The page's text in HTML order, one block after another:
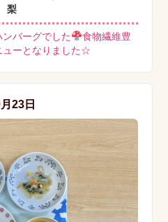
梨
バーグでした
食物繊維豊
ューとなりました☆
23日